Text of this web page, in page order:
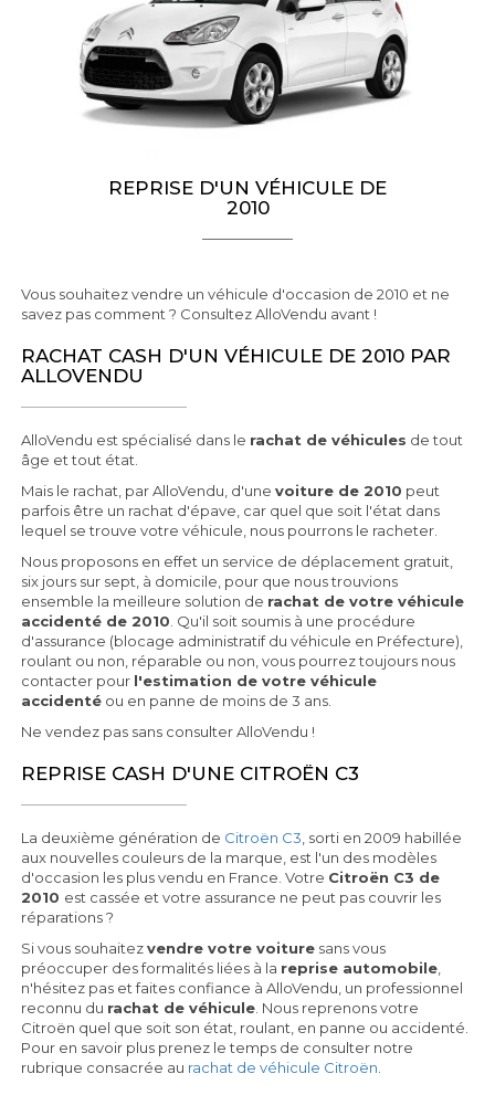
REPRISE D'UN VÉHICULE DE
2010
Vous souhaitez vendre un véhicule d'occasion de 2010 et ne
savez pas comment ? Consultez AlloVendu avant !
RACHAT CASH D'UN VÉHICULE DE 2010 PAR
ALLOVENDU
AlloVendu est spécialisé dans le rachat de véhicules de tout
âge et tout état.
Mais le rachat, par AlloVendu, d'unevoiture de 2010 peut
parfois être un rachat d'épave, car quel que soit l'état dans
lequel se trouve votre véhicule, nous pourrons le racheter.
Nous proposons en effet un service de déplacement gratuit,
six jours sur sept, à domicile, pour que nous trouvions
ensemble la meilleure solution de rachat de votre véhicule
accidenté de 2010 . Qu'il soit soumis à une procédure
d'assurance (blocage administratif du véhicule en Préfecture),
roulant ou non, réparable ou non, vous pourrez toujours nous
contacter pour l'estimation de votre véhicule
accidenté ou en panne de moins de 3 ans.
Ne vendez pas sans consulter AlloVendu !
REPRISE CASH D'UNE CITROËN C3
La deuxième génération de Citroën C3 , sorti en 2009 habillée
aux nouvelles couleurs de la marque, est l'un des modèles
d'occasion les plus vendu en France. Votre Citroën C3 de
2010 est cassée et votre assurance ne peut pas couvrir les
réparations ?
Si vous souhaitezvendre votre voiture sans vous
préoccuper des formalités liées à la reprise automobile
n'hésitez pas et faites confiance à AlloVendu, un professionnel
reconnu du rachat de véhicule . Nous reprenons votre
Citroën quel que soit son état, roulant, en panne ou accidenté.
Pour en savoir plus prenez le temps de consulter notre
rubrique consacrée au rachat de véhicule Citroën